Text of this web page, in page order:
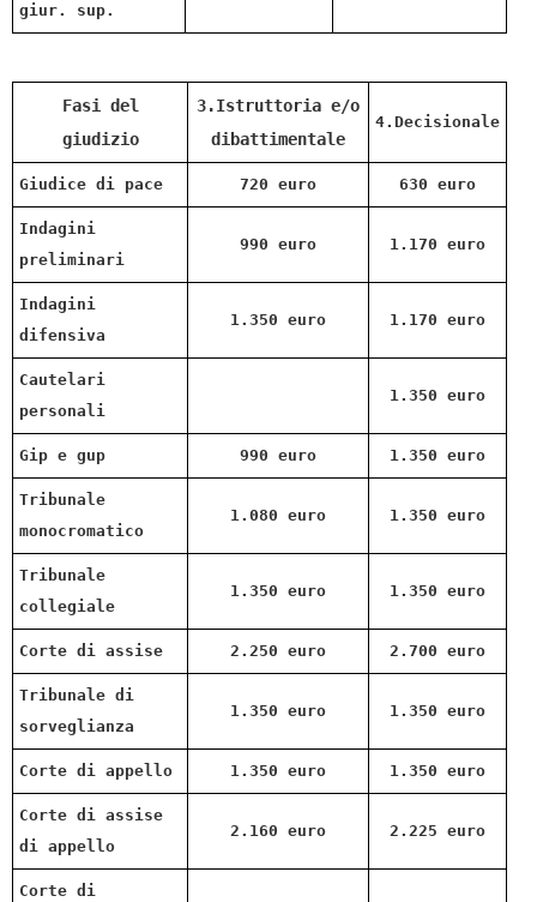
giur. sup.
Fasi del
giudizio
3.Istruttoria e/o
dibattimentale
4.Decisionale
Giudice di pace 720 euro 630 euro
Indagini
preliminari
990 euro 1.170 euro
Indagini
difensiva
1.350 euro 1.170 euro
Cautelari
personali
1.350 euro
Gip e gup 990 euro 1.350 euro
Tribunale
monocromatico
1.080 euro 1.350 euro
Tribunale
collegiale
1.350 euro 1.350 euro
Corte di assise 2.250 euro 2.700 euro
Tribunale di
sorveglianza
1.350 euro 1.350 euro
Corte di appello 1.350 euro 1.350 euro
Corte di assise
di appello
2.160 euro 2.225 euro
Corte di